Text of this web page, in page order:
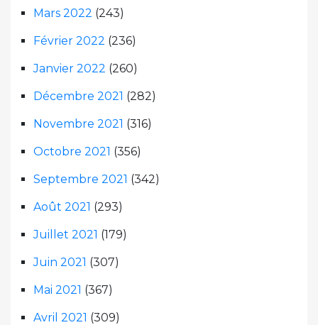
Mars 2022 (243)
Février 2022 (236)
Janvier 2022 (260)
Décembre 2021 (282)
Novembre 2021 (316)
Octobre 2021 (356)
Septembre 2021 (342)
Août 2021 (293)
Juillet 2021 (179)
Juin 2021 (307)
Mai 2021 (367)
Avril 2021 (309)